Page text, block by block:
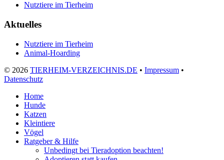
Nutztiere im Tierheim
Aktuelles
Nutztiere im Tierheim
Animal-Hoarding
© 2026 TIERHEIM-VERZEICHNIS.DE • Impressum •
Datenschutz
Home
Hunde
Katzen
Kleintiere
Vögel
Ratgeber & Hilfe
Unbedingt bei Tieradoption beachten!